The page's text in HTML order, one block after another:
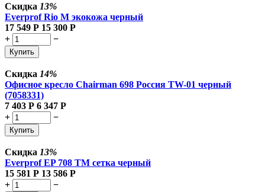
Скидка 13%
Everprof Rio M экокожа черный
17 549 Р 15 300 Р
+
−
Купить
Скидка 14%
Офисное кресло Chairman 698 Россия TW-01 черный
(7058331)
7 403 Р 6 347 Р
+
−
Купить
Скидка 13%
Everprof EP 708 TM сетка черный
15 581 Р 13 586 Р
+
−